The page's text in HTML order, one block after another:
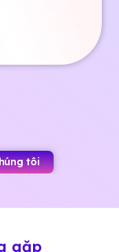
tôi
gặp